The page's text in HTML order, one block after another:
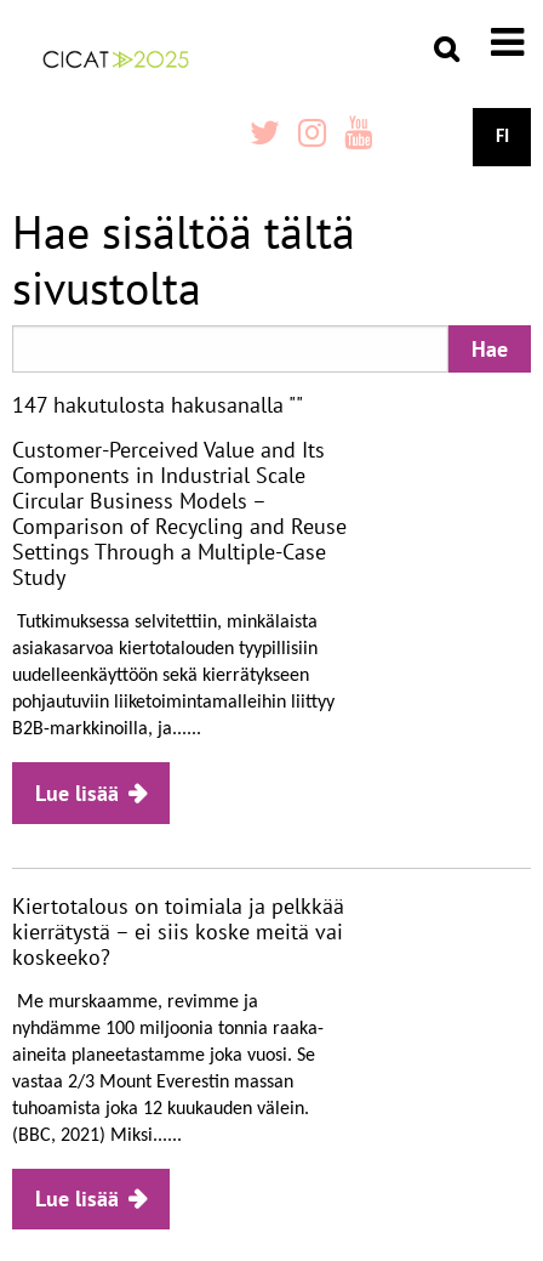
FI
Hae sisältöä tältä
sivustolta
147 hakutulosta hakusanalla ""
Customer-Perceived Value and Its
Components in Industrial Scale
Circular Business Models –
Comparison of Recycling and Reuse
Settings Through a Multiple-Case
Study
Tutkimuksessa selvitettiin, minkälaista
asiakasarvoa kiertotalouden tyypillisiin
uudelleenkäyttöön sekä kierrätykseen
pohjautuviin liiketoimintamalleihin liittyy
B2B-markkinoilla, ja......
Lue lisää
Kiertotalous on toimiala ja pelkkää
kierrätystä – ei siis koske meitä vai
koskeeko?
Me murskaamme, revimme ja
nyhdämme 100 miljoonia tonnia raaka-
aineita planeetastamme joka vuosi. Se
vastaa 2/3 Mount Everestin massan
tuhoamista joka 12 kuukauden välein.
(BBC, 2021) Miksi......
Lue lisää